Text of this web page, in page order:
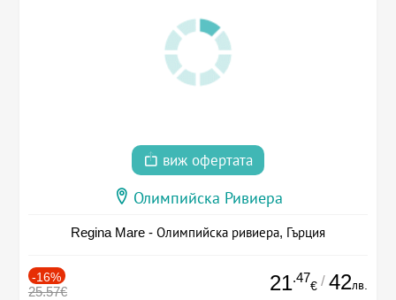
виж офертата
Олимпийска Ривиера
Regina Mare - Олимпийска ривиера, Гърция
-16%
25.57€ 21.47
€ / 42лв.